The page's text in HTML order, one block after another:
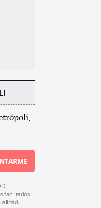
facilitados